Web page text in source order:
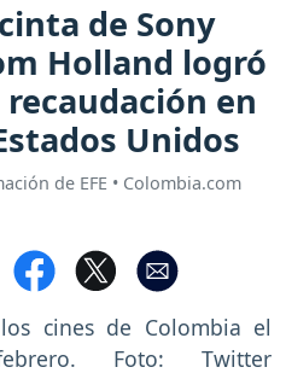
de Sony
Holland logró
en
Unidos
de EFE • Colombia.com